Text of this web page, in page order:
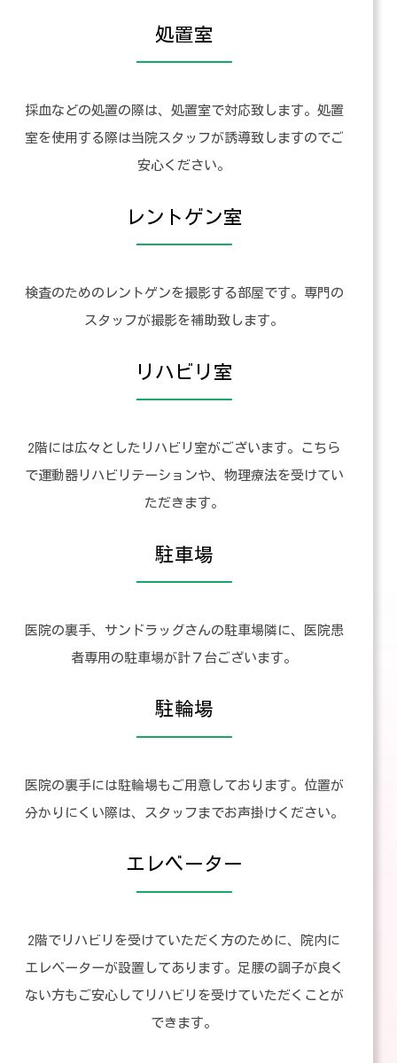
処置室
採血などの処置の際は、処置室で対応致します。処置
室を使用する際は当院スタッフが誘導致しますのでご
安心ください。
レントゲン室
検査のためのレントゲンを撮影する部屋です。専門の
スタッフが撮影を補助致します。
リハビリ室
2階には広々としたリハビリ室がございます。こちら
で運動器リハビリテーションや、物理療法を受けてい
ただきます。
駐車場
医院の裏手、サンドラッグさんの駐車場隣に、医院患
者専用の駐車場が計７台ございます。
駐輪場
医院の裏手には駐輪場もご用意しております。位置が
分かりにくい際は、スタッフまでお声掛けください。
エレベーター
2階でリハビリを受けていただく方のために、院内に
エレベーターが設置してあります。足腰の調子が良く
ない方もご安心してリハビリを受けていただくことが
できます。